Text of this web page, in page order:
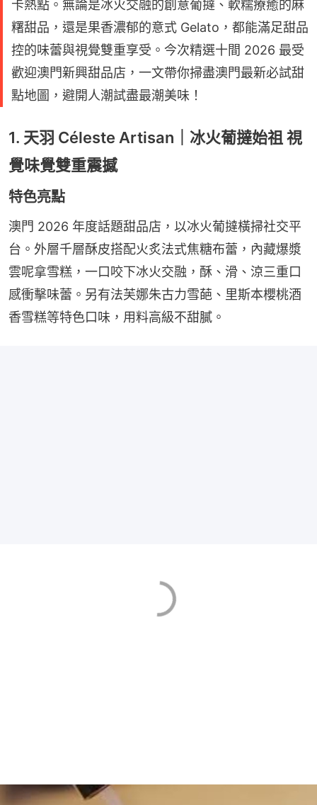
卡熱點。無論是冰火交融的創意葡撻、軟糯療癒的麻
糬甜品，還是果香濃郁的意式 Gelato，都能滿足甜品
控的味蕾與視覺雙重享受。今次精選十間 2026 最受
歡迎澳門新興甜品店，一文帶你掃盡澳門最新必試甜
點地圖，避開人潮試盡最潮美味！
1. 天羽 Céleste Artisan｜冰火葡撻始祖 視
覺味覺雙重震撼
特色亮點
澳門 2026 年度話題甜品店，以冰火葡撻橫掃社交平
台。外層千層酥皮搭配火炙法式焦糖布蕾，內藏爆漿
雲呢拿雪糕，一口咬下冰火交融，酥、滑、涼三重口
感衝擊味蕾。另有法芙娜朱古力雪葩、里斯本櫻桃酒
香雪糕等特色口味，用料高級不甜膩。